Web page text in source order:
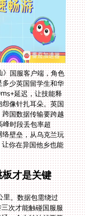
国服客户端，角色
少英国留学生和华
延迟，让技能释
像针扎耳朵。英国
国数据传输要跨越
高峰时段丢包率超
壁垒，从乌克兰玩
你在异国他乡也能
才是关键
里。数据包需绕过
次才能触碰国服服
一个中转站就要开
是国内晚高峰的拥
缆直通车，全程数
这也是为什么基辅
跃竹林总会掉下悬